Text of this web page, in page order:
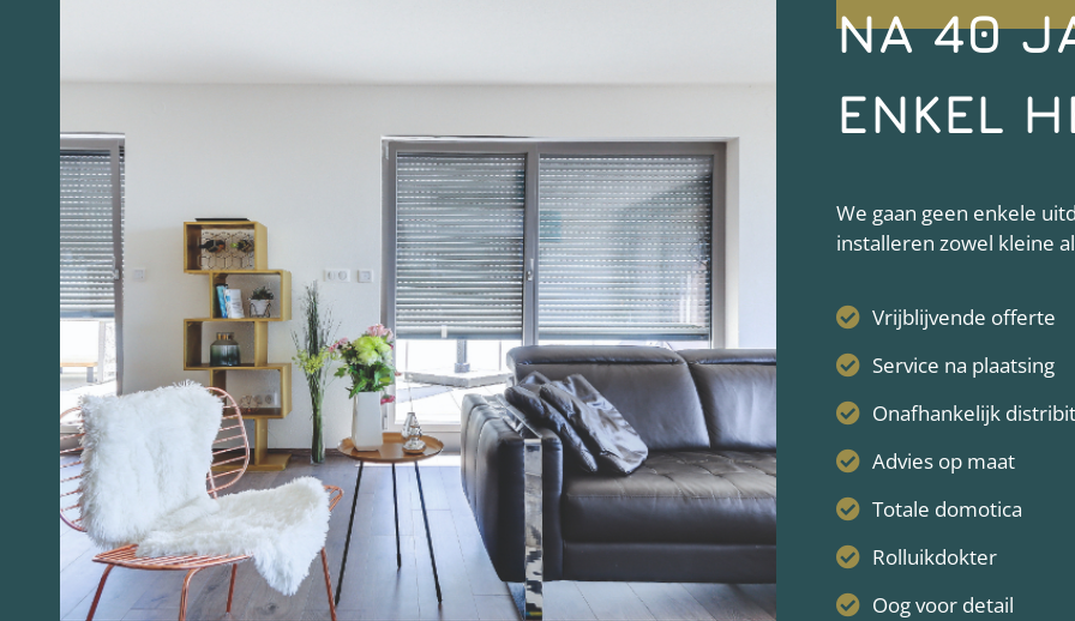
NA 40
ENKEL
We gaan geen enkele
installeren zowel kleine
Vrijblijvende offerte
Service na plaatsing
Onafhankelijk
Advies op maat
Totale domotica
Rolluikdokter
Oog voor detail